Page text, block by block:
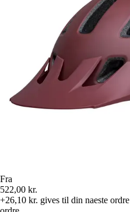
Fra
522,00 kr.
+26,10 kr. gives til din naeste ordre